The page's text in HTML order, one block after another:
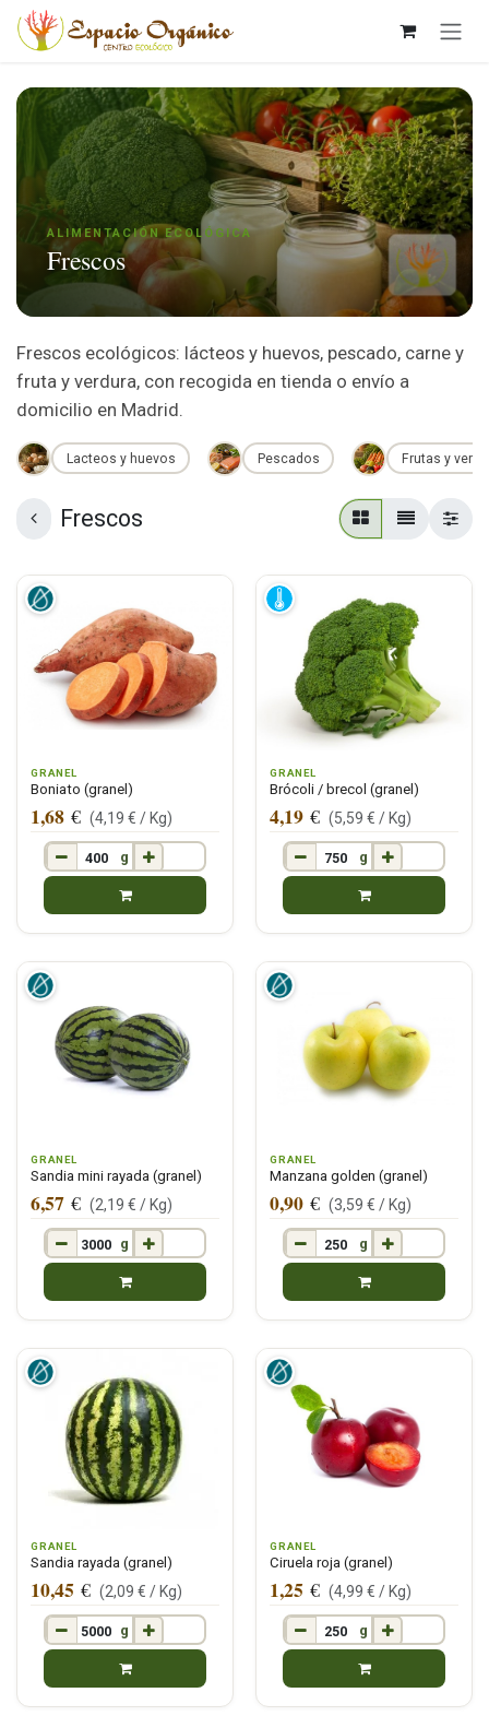
Ir al contenido
ALIMENTACIÓN ECOLÓGICA
Frescos
Frescos ecológicos: lácteos y huevos, pescado, carne y
fruta y verdura, con recogida en tienda o envío a
domicilio en Madrid.
Lacteos y huevos Pescados Frutas y
Frescos
GRANEL
Boniato (granel)
g
1,68 € (4,19 € / Kg)
GRANEL
Brócoli / brecol (granel)
g
4,19 € (5,59 € / Kg)
GRANEL
Sandia mini rayada (granel)
g
6,57 € (2,19 € / Kg)
GRANEL
Manzana golden (granel)
g
0,90 € (3,59 € / Kg)
GRANEL
Sandia rayada (granel)
g
10,45 € (2,09 € / Kg)
GRANEL
Ciruela roja (granel)
g
1,25 € (4,99 € / Kg)